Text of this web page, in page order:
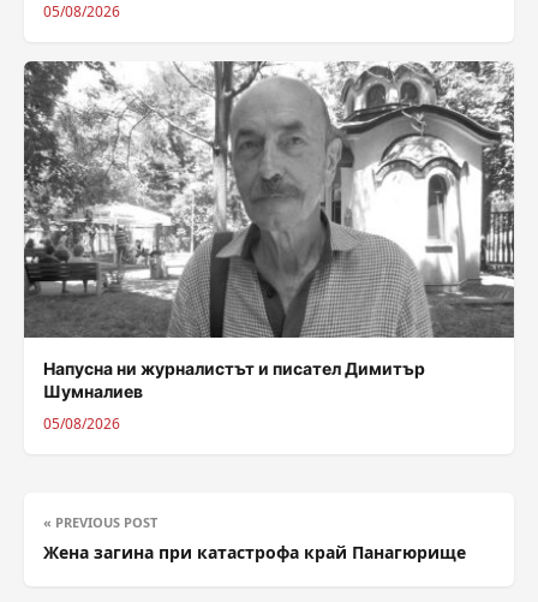
05/08/2026
Напусна ни журналистът и писател Димитър
Шумналиев
05/08/2026
« PREVIOUS POST
Жена загина при катастрофа край Панагюрище